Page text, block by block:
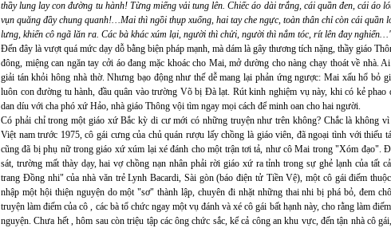
thầy lung lay con đường tu hành! Từng miếng vải tung lên. Chiếc áo dài trắng, cái quần đen, cái áo
vụn quăng đầy chung quanh!…Mai thì ngồi thụp xuống, hai tay che ngực, toàn thân chỉ còn cái quần
lưng, khiến cô ngã lăn ra. Các bà khác xúm lại, người thì chửi, người thì nắm tóc, rít lên đay
Đến đây là vượt quá mức dạy dỗ bằng biện pháp mạnh, mà dám là gây thương tích nặng, thầy giáo
đông, miệng can ngăn tay cởi áo đang mặc khoác cho Mai, mở dường cho nàng chạy thoát về nhà.
giải tán khỏi hông nhà thờ. Nhưng bạo động như thế dễ mang lại phản ứng ngược: Mai xấu hổ bỏ
luôn con đường tu hành, đầu quân vào trường Võ bị Đà lạt. Rút kinh nghiệm vụ này, khi có kẻ phao
dan díu với cha phó xứ Hảo, nhà giáo Thông vội tìm ngay mọi cách để minh oan cho hai người.
Có phải chỉ trong một giáo xứ Bắc kỳ di cư mới có những truyện như trên không? Chắc là không vì
Việt nam trước 1975, cô gái cưng của chủ quán rượu lấy chồng là giáo viên, đã ngoại tình với thiếu
cũng đã bị phụ nữ trong giáo xứ xúm lại xé đánh cho một trận tơi tả, như cô Mai trong "Xóm đạo".
sát, trường mất thày dạy, hai vợ chồng nạn nhân phải rời giáo xứ ra tỉnh trong sự ghẻ lạnh của tất
trang Đồng nhi" của nhà văn trẻ Lynh Bacardi, Sài gòn (báo điện tử Tiền Vệ), một cô gái điếm
nhập một hội thiện nguyện do một "sơ" thành lập, chuyên đi nhặt những thai nhi bị phá bỏ, đem
truyện làm điếm của cô , các bà tổ chức ngay một vụ đánh và xé cô gái bất hạnh này, cho rằng làm
nguyện. Chưa hết , hôm sau còn triệu tập các ông chức sắc, kể cả công an khu vực, đến tận nhà cô